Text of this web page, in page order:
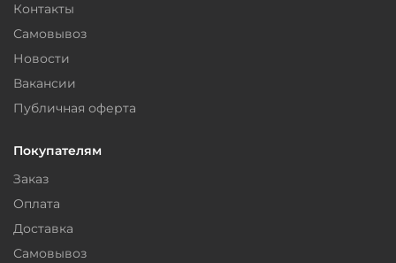
Контакты
Самовывоз
Новости
Вакансии
Публичная оферта
Покупателям
Заказ
Оплата
Доставка
Самовывоз